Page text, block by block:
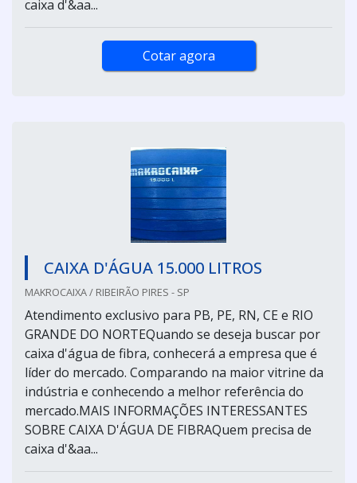
caixa d'&aa...
Cotar agora
CAIXA D'ÁGUA 15.000 LITROS
MAKROCAIXA / RIBEIRÃO PIRES - SP
Atendimento exclusivo para PB, PE, RN, CE e RIO
GRANDE DO NORTEQuando se deseja buscar por
caixa d'água de fibra, conhecerá a empresa que é
líder do mercado. Comparando na maior vitrine da
indústria e conhecendo a melhor referência do
mercado.MAIS INFORMAÇÕES INTERESSANTES
SOBRE CAIXA D'ÁGUA DE FIBRAQuem precisa de
caixa d'&aa...